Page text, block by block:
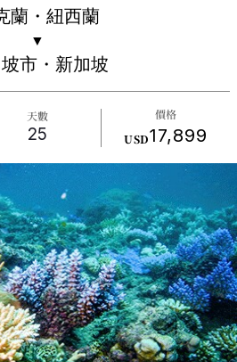
蘭・紐西蘭
▼
市・新加坡
天數
25
價格
USD17,899